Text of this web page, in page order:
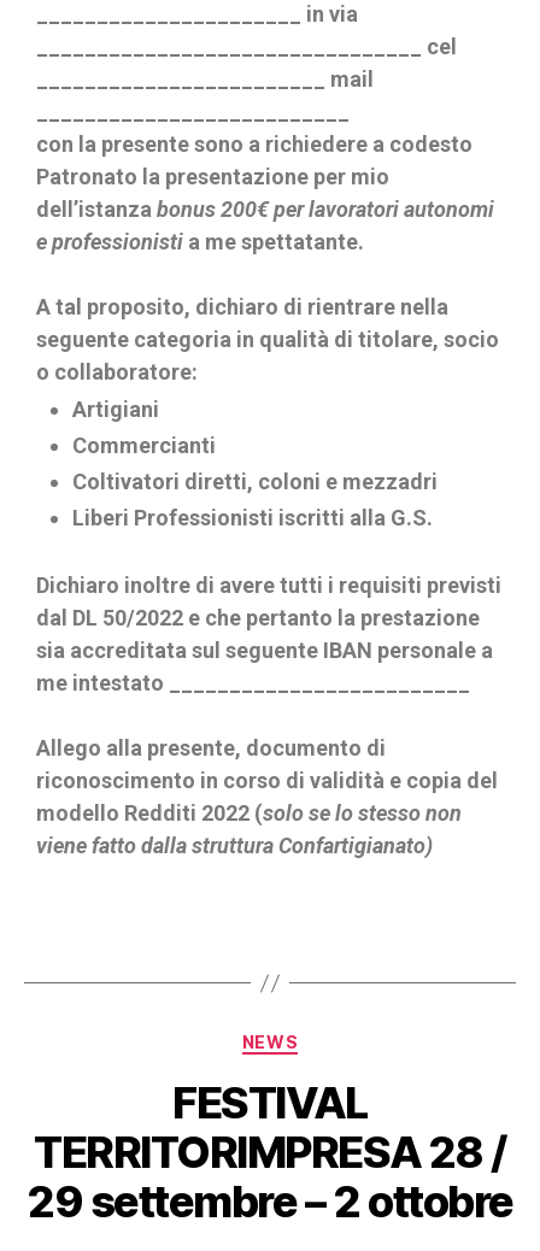
______________________ in via
________________________________ cel
________________________ mail
con la presente sono a richiedere a codesto
Patronato la presentazione per mio
dell’istanzabonus 200€ per lavoratori autonomi
e professionisti a me spettatante.
A tal proposito, dichiaro di rientrare nella
seguente categoria in qualità di titolare, socio
o collaboratore:
Artigiani
Commercianti
Coltivatori diretti, coloni e mezzadri
Liberi Professionisti iscritti alla G.S.
Dichiaro inoltre di avere tutti i requisiti previsti
dal DL 50/2022 e che pertanto la prestazione
sia accreditata sul seguente IBAN personale a
me intestato _________________________
Allego alla presente, documento di
riconoscimento in corso di validità e copia del
modello Redditi 2022 (solo se lo stesso non
viene fatto dalla struttura Confartigianato)
NEWS
FESTIVAL
TERRITORIMPRESA 28 /
29 settembre – 2 ottobre